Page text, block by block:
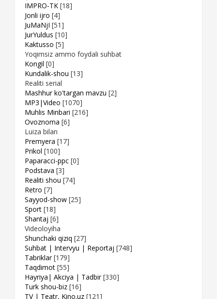
IMPRO-TK [18]
Jonli ijro [4]
JuMaNjI [51]
JurYuldus [10]
Kaktusso [5]
Yoqimsiz ammo foydali suhbat
Kongil [0]
Kundalik-shou [13]
Realiti serial
Mashhur ko'targan mavzu [2]
MP3|Video [1070]
Muhlis Minbari [216]
Ovoznoma [6]
Luiza bilan
Premyera [17]
Prikol [100]
Paparacci-ppc [0]
Podstava [3]
Realiti shou [74]
Retro [7]
Sayyod-show [25]
Sport [18]
Shantaj [6]
Videoloyiha
Shunchaki qiziq [27]
Suhbat | Intervyu | Reportaj [748]
Tabriklar [179]
Taqdimot [55]
Hayriya| Akciya | Tadbir [330]
Turk shou-biz [16]
TV | Teatr, Kino.uz [121]